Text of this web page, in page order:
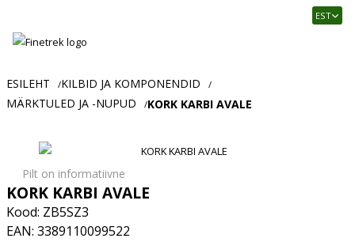
Usaldusväärne
ja
tööstusautomaatika
EST
ESILEHT /KILBID JA KOMPONENDID /
MÄRKTULED JA -NUPUD /KORK KARBI AVALE
Pilt on informatiivne
KORK KARBI AVALE
Kood: ZB5SZ3
EAN: 3389110099522